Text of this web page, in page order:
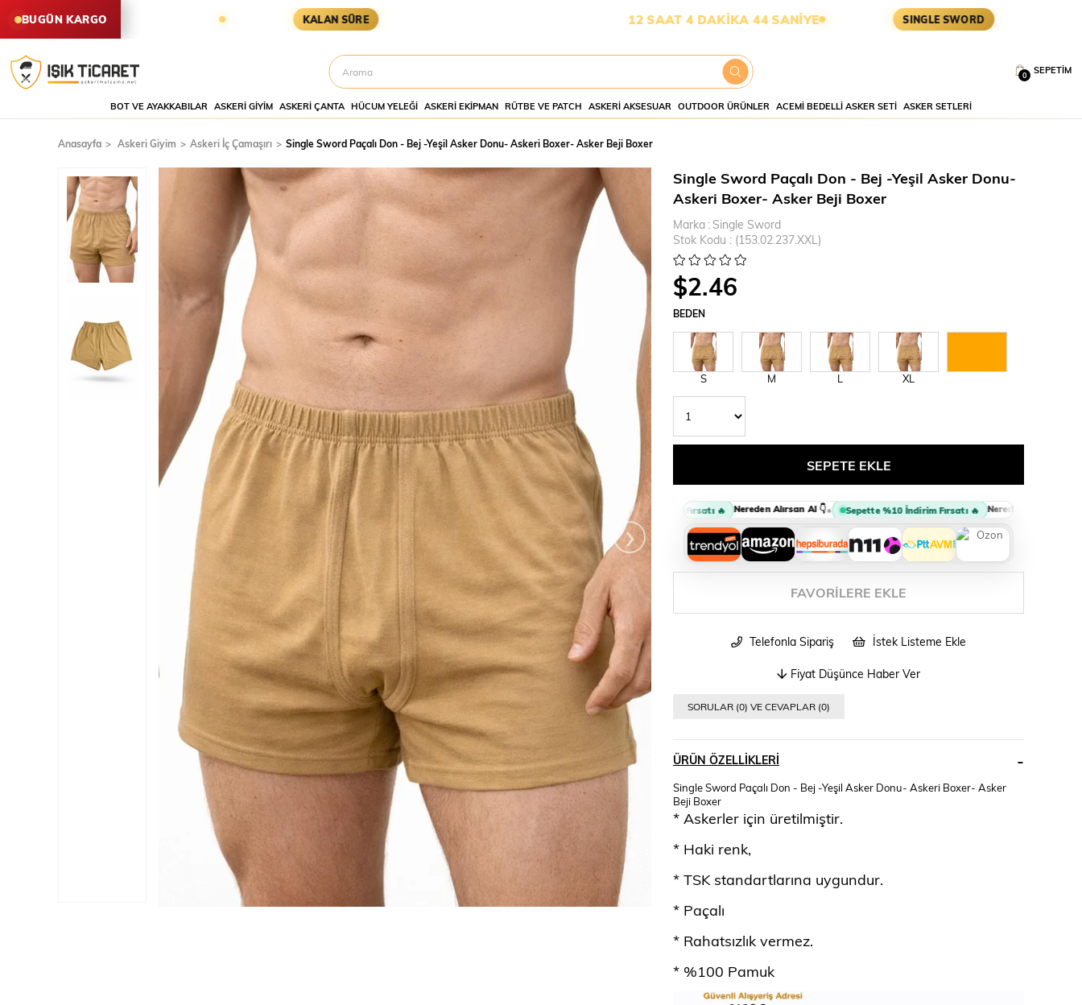
BUGÜN KARGO
GÜN KARGODA KALAN SÜRE KARGOYA YETİŞMESİ İÇİN KALAN SÜRE: 12 SAAT 4 DAKİKA 43 SANİYE SINGLE SWORD ASKERİ MALZEME •
SEPETIM
0
BOT VE AYAKKABILAR ASKERI GIYIM ASKERI ÇANTA HÜCUM YELEĞI ASKERI EKIPMAN RÜTBE VE PATCH ASKERI AKSESUAR OUTDOOR ÜRÜNLER ACEMI BEDELLI ASKER SETI ASKER SETLERI
Anasayfa Askeri Giyim Askeri İç Çamaşırı Single Sword Paçalı Don - Bej -Yeşil Asker Donu- Askeri Boxer- Asker Beji Boxer
›
Single Sword Paçalı Don - Bej -Yeşil Asker Donu-
Askeri Boxer- Asker Beji Boxer
Marka : Single Sword
Stok Kodu
(153.02.237.XXL)
$2.46
BEDEN
S M L XL
2XL
Sepette %10 İndirim Fırsatı 🔥 Nereden Alırsan Al 👇• Sepette %10 İndirim Fırsatı 🔥 Nereden Alırsan Al 👇
FAVORILERE EKLE
Telefonla Sipariş İstek Listeme Ekle
Fiyat Düşünce Haber Ver
SORULAR (0) VE CEVAPLAR (0)
ÜRÜN ÖZELLIKLERI
Single Sword Paçalı Don - Bej -Yeşil Asker Donu- Askeri Boxer- Asker
Beji Boxer
* Askerler için üretilmiştir.
* Haki renk,
* TSK standartlarına uygundur.
* Paçalı
* Rahatsızlık vermez.
* %100 Pamuk